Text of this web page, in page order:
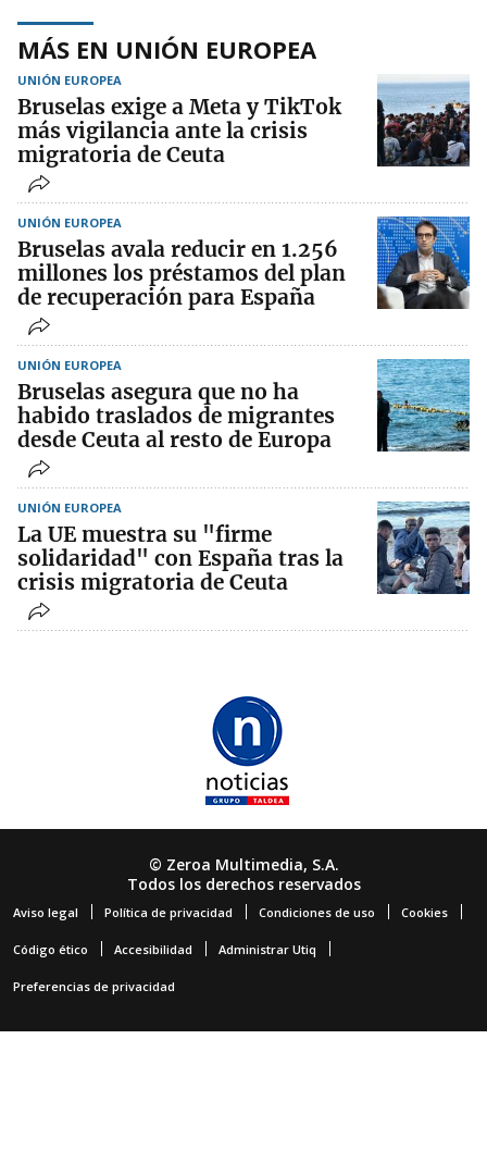
MÁS EN UNIÓN EUROPEA
UNIÓN EUROPEA
Bruselas exige a Meta y TikTok
más vigilancia ante la crisis
migratoria de Ceuta
UNIÓN EUROPEA
Bruselas avala reducir en 1.256
millones los préstamos del plan
de recuperación para España
UNIÓN EUROPEA
Bruselas asegura que no ha
habido traslados de migrantes
desde Ceuta al resto de Europa
UNIÓN EUROPEA
La UE muestra su "firme
solidaridad" con España tras la
crisis migratoria de Ceuta
© Zeroa Multimedia, S.A.
Todos los derechos reservados
Aviso legal Política de privacidad Condiciones de uso Cookies
Código ético Accesibilidad Administrar Utiq
Preferencias de privacidad